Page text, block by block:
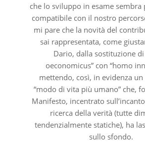
che lo sviluppo in esame
compatibile con il nostro
mi pare che la novità del
sai rappresentata, come
Dario, dalla sostituzione di
oeconomicus” con “homo
mettendo, così, in evidenza
“modo di vita più umano” che,
Manifesto, incentrato
ricerca della verità (tutte
tendenzialmente statiche), ha
sullo sfondo.